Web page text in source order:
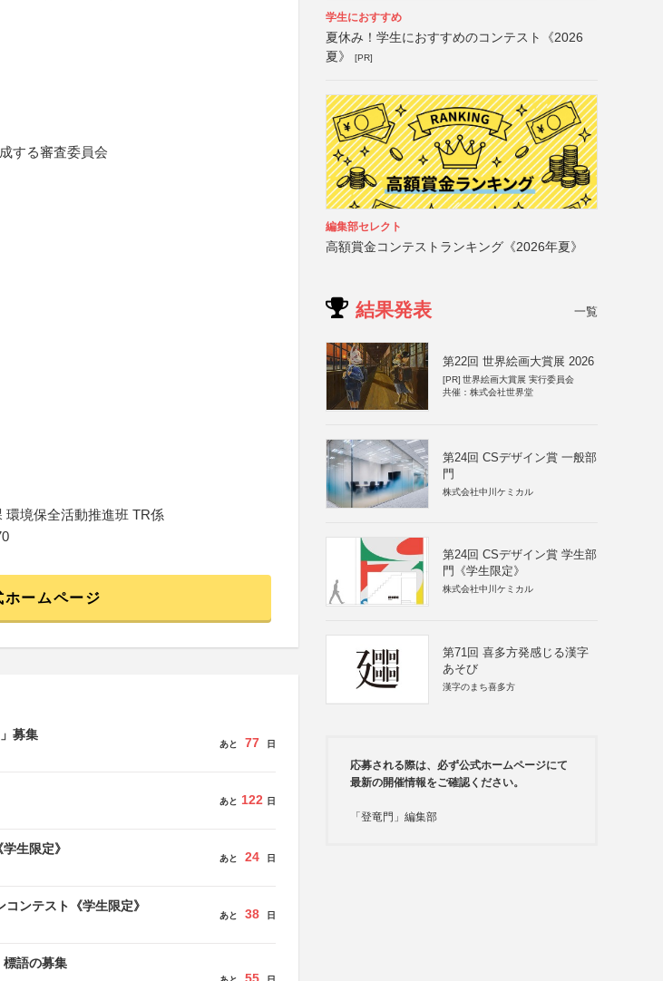
する審査委員会
環境保全活動推進班 TR係
ホームページ
募集
あと 77 日
あと 122 日
生限定》
あと 24 日
ンテスト《学生限定》
あと 38 日
語の募集
学生におすすめ
夏休み！学生におすすめのコンテスト《2026
夏》
[PR]
編集部セレクト
高額賞金コンテストランキング《2026年夏》
結果発表 一覧
第22回 世界絵画大賞展 2026
[PR] 世界絵画大賞展 実行委員会
共催：株式会社世界堂
第24回 CSデザイン賞 一般部
門
株式会社中川ケミカル
第24回 CSデザイン賞 学生部
門《学生限定》
株式会社中川ケミカル
第71回 喜多方発感じる漢字
あそび
漢字のまち喜多方
応募される際は、必ず公式ホームページにて
最新の開催情報をご確認ください。
「登竜門」編集部